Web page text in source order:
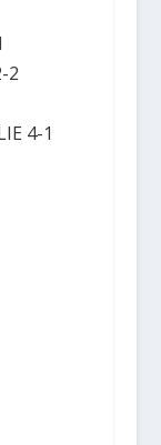
2
4-1